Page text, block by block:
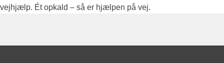
vejhjælp. Ét opkald – så er hjælpen på vej.